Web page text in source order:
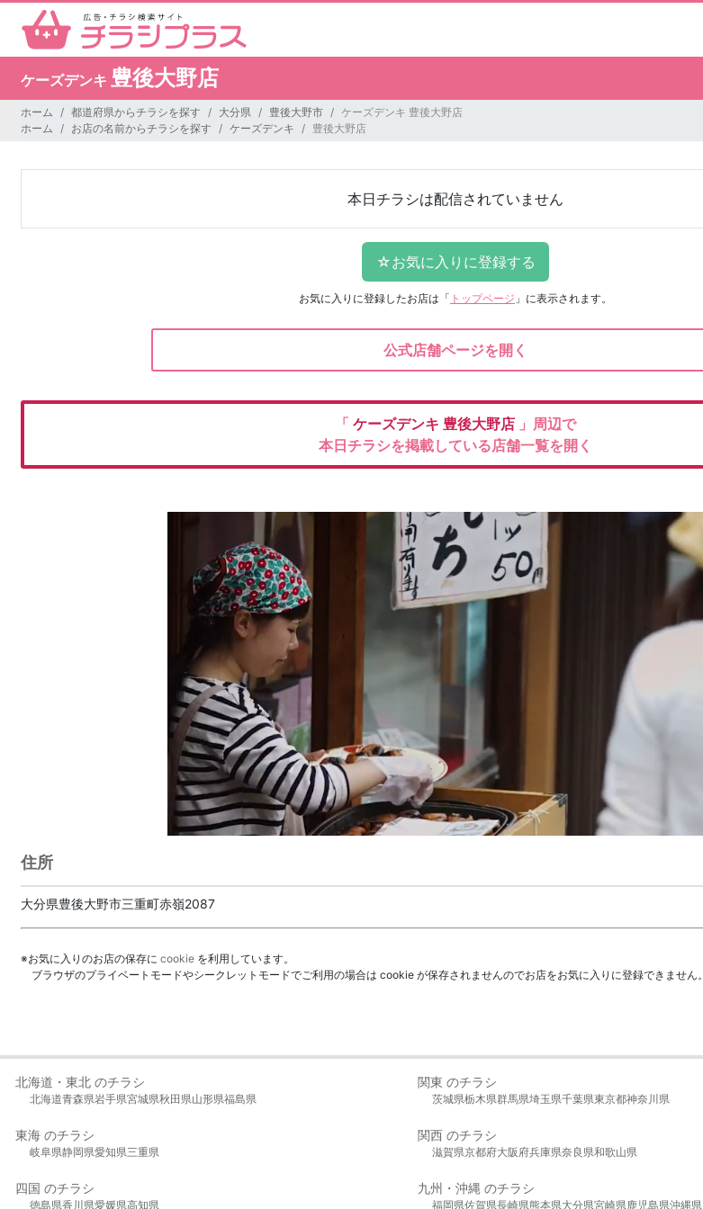
ケーズデンキ 豊後大野店
ホーム 都道府県からチラシを探す 大分県 豊後大野市
ケーズデンキ 豊後大野店
ホーム
お店の名前からチラシを探す ケーズデンキ 豊後大野店
本日チラシは配信されていません
お気に入りに登録したお店は 「 トップページ 」に表示されます。
公式店舗ページを開く
「 ケーズデンキ 豊後大野店 」周辺で
本日チラシを掲載している店舗一覧を開く
住所
大分県豊後大野市三重町赤嶺2087
※お気に入りのお店の保存に cookie を利用しています。
ブラウザのプライベートモードやシークレットモードでご利用の場合は cookie が保存されませんのでお店をお気に入りに登録できません。
北海道・東北 のチラシ
北海道青森県岩手県宮城県秋田県山形県福島県
関東 のチラシ
茨城県栃木県群馬県埼玉県千葉県東京都神奈川県
東海 のチラシ
岐阜県静岡県愛知県三重県
関西 のチラシ
滋賀県京都府大阪府兵庫県奈良県和歌山県
四国 のチラシ
徳島県香川県愛媛県高知県
九州・沖縄 のチラシ
福岡県佐賀県長崎県熊本県大分県宮崎県鹿児島県沖縄県